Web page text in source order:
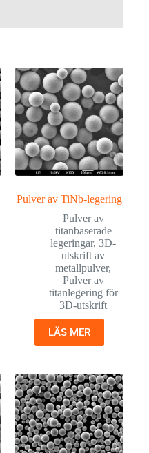
Pulver av TiNb-legering
Pulver av
titanbaserade
legeringar,3D-
utskrift av
metallpulver,
Pulver av
titanlegering för
3D-utskrift
LÄS MER